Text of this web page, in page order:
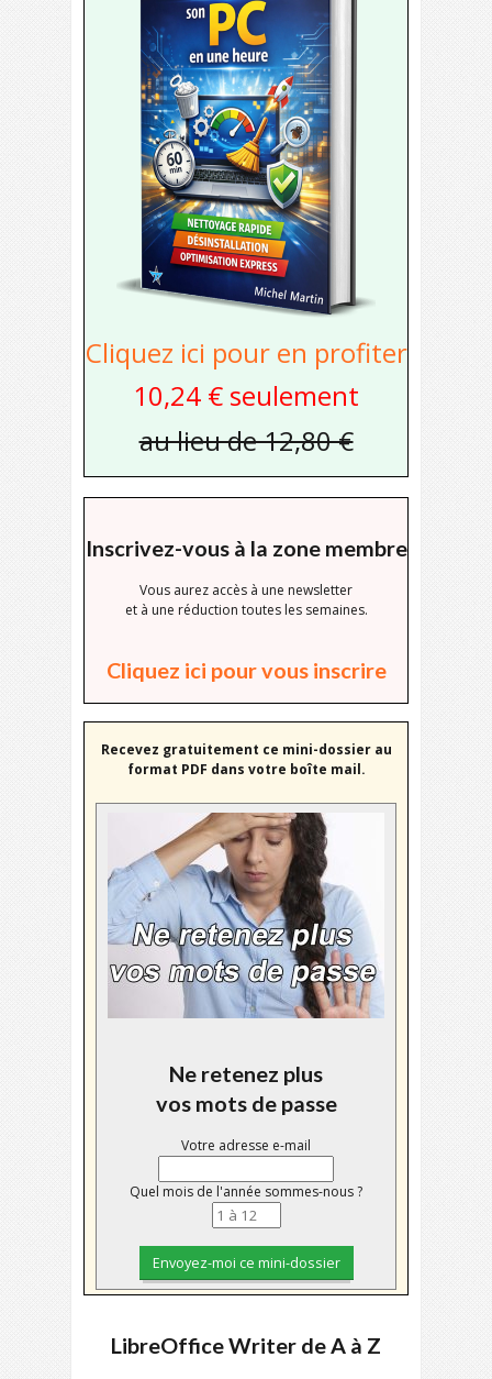
Cliquez ici pour en profiter
10,24 € seulement
au lieu de 12,80 €
Inscrivez-vous à la zone membre
Vous aurez accès à une newsletter
et à une réduction toutes les semaines.
Cliquez ici pour vous inscrire
Recevez gratuitement ce mini-dossier au
format PDF dans votre boîte mail.
Ne retenez plus
vos mots de passe
Votre adresse e-mail
Quel mois de l'année sommes-nous ?
LibreOffice Writer de A à Z